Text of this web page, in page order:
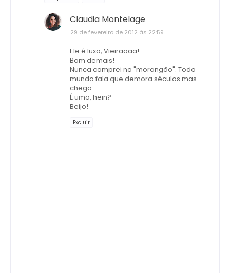
Claudia Montelage
29 de fevereiro de 2012 às 22:59
Ele é luxo, Vieiraaaa!
Bom demais!
Nunca comprei no "morangão". Todo
mundo fala que demora séculos mas
chega.
É uma, hein?
Beijo!
Excluir